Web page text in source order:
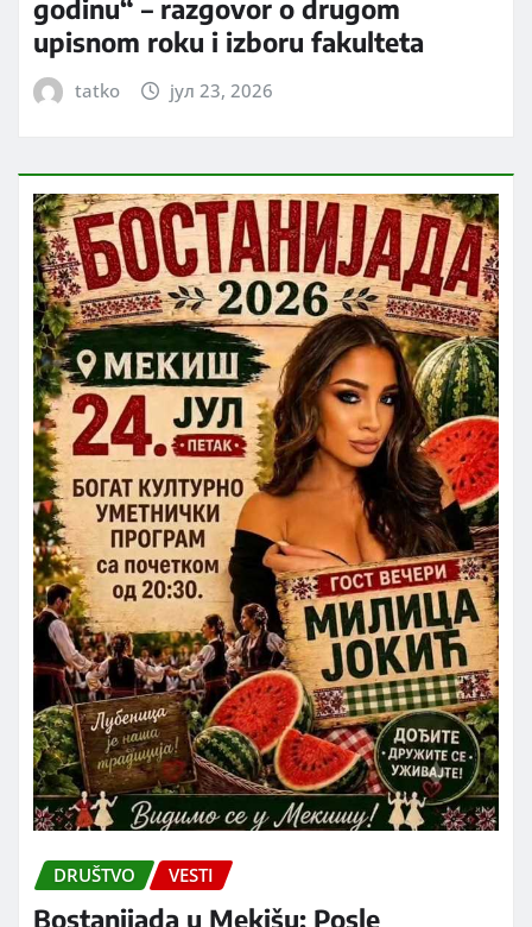
godinu“ – razgovor o drugom
upisnom roku i izboru fakulteta
tatko јул 23, 2026
DRUŠTVO VESTI
Bostanijada u Mekišu: Posle